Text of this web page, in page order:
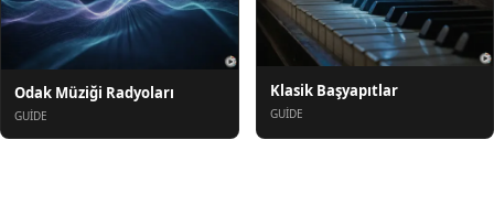
Odak Müziği Radyoları
GUIDE
Klasik Başyapıtlar
GUIDE